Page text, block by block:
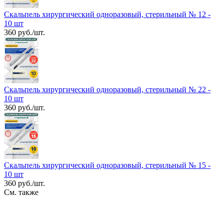
Скальпель хирургический одноразовый, стерильный № 12 -
10 шт
360 руб./шт.
Скальпель хирургический одноразовый, стерильный № 22 -
10 шт
360 руб./шт.
Скальпель хирургический одноразовый, стерильный № 15 -
10 шт
360 руб./шт.
См. также